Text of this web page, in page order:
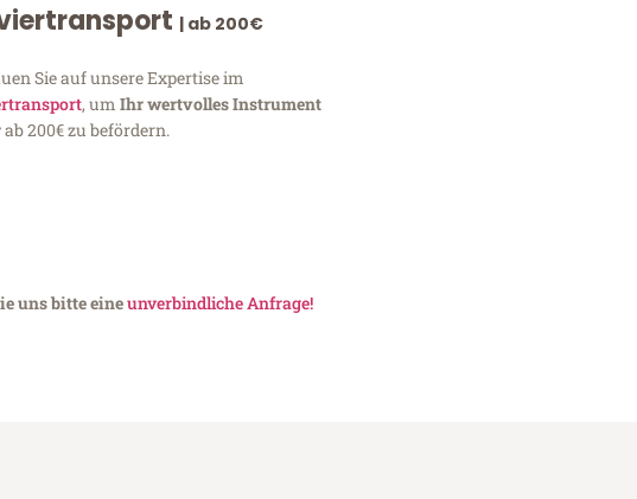
| ab 200€
Sie auf unsere Expertise im
, um Ihr wertvolles Instrument
ab 200€ zu befördern.
uns bitte eineunverbindliche Anfrage!